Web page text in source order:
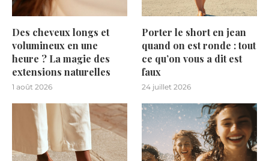
Des cheveux longs et
volumineux en une
heure ? La magie des
extensions naturelles
1 août 2026
Porter le short en jean
quand on est ronde : tout
ce qu’on vous a dit est
faux
24 juillet 2026